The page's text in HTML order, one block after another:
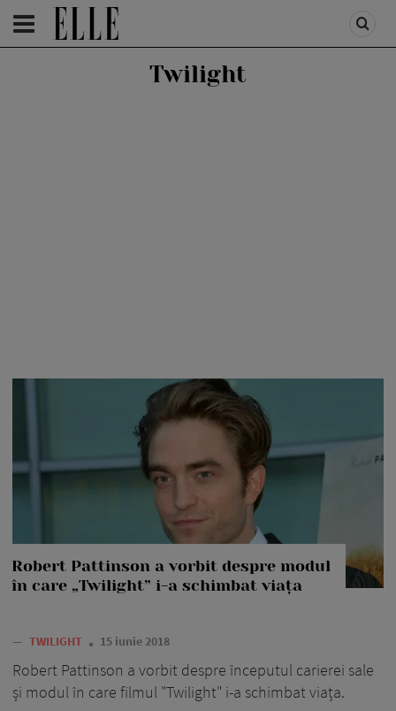
HOMEPAGE /PEOPLE
Twilight
Robert Pattinson a vorbit despre modul
în care „Twilight” i-a schimbat viața
— TWILIGHT 15 iunie 2018
Robert Pattinson a vorbit despre începutul carierei sale
și modul în care filmul "Twilight" i-a schimbat viața.